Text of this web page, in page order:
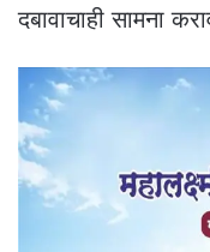
दबावाचाही सामना